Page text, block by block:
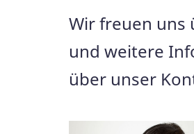
Wir freuen uns
und weitere
über unser